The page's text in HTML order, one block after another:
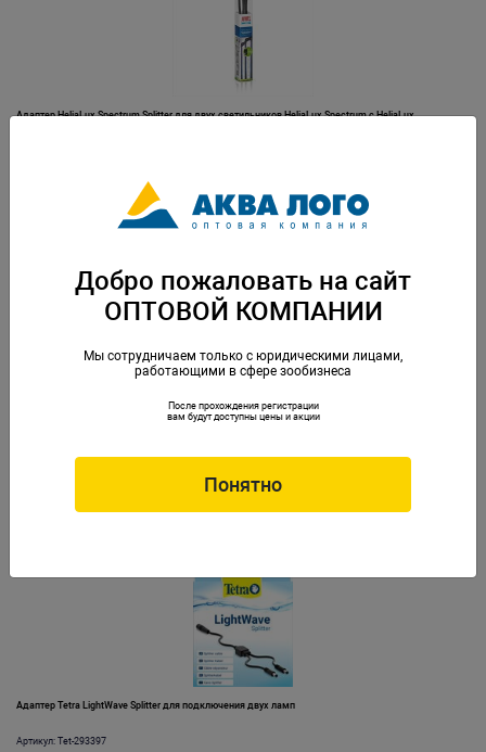
Адаптер HeliaLux Spectrum Splitter для двух светильников HeliaLux Spectrum с HeliaLux
Адаптер HeliaLux Splitter LED для двух светильников HeliaLux с HeliaLux SmartControl.
Адаптер Tetra LightWave Splitter для подключения двух ламп
Артикул: Tet-293397
Добро пожаловать на сайт
ОПТОВОЙ КОМПАНИИ
Мы сотрудничаем только с юридическими лицами,
работающими в сфере зообизнеса
После прохождения регистрации
вам будут доступны цены и акции
Понятно